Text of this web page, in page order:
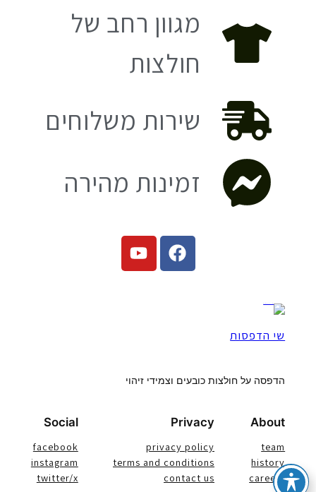
מגוון רחב של
חולצות
שירות משלוחים
זמינות מהירה
שי הדפסות
הדפסה על חולצות כובעים וצמידי זיהוי
About
team
history
careers
Privacy
privacy policy
terms and conditions
contact us
Social
facebook
instagram
twitter/x